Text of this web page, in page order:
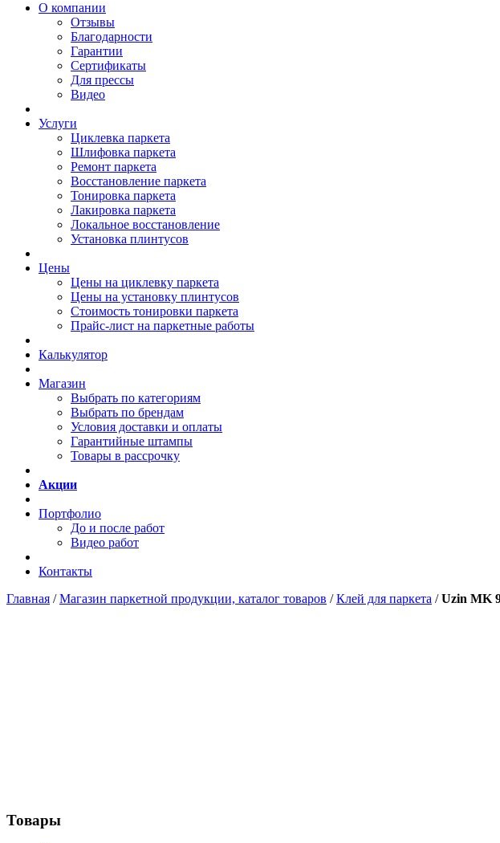
О компании
Отзывы
Благодарности
Гарантии
Сертификаты
Для прессы
Видео
Услуги
Циклевка паркета
Шлифовка паркета
Ремонт паркета
Восстановление паркета
Тонировка паркета
Лакировка паркета
Локальное восстановление
Установка плинтусов
Цены
Цены на циклевку паркета
Цены на установку плинтусов
Стоимость тонировки паркета
Прайс-лист на паркетные работы
Калькулятор
Магазин
Выбрать по категориям
Выбрать по брендам
Условия доставки и оплаты
Гарантийные штампы
Товары в рассрочку
Акции
Портфолио
До и после работ
Видео работ
Контакты
Главная /Магазин паркетной продукции, каталог товаров /Клей для паркета /Uzin MK
Товары